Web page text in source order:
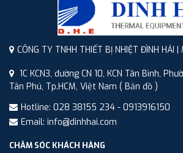
CÔNG TY TNHH THIẾT BỊ NHIỆT ĐÌNH HẢI
1C KCN3, đường CN 10, KCN Tân Bình,
Tân Phú, Tp.HCM, Việt Nam ( Bản đồ )
Hotline: 028 38155 234 - 0913916150
Email: info@dinhhai.com
CHĂM SÓC KHÁCH HÀNG